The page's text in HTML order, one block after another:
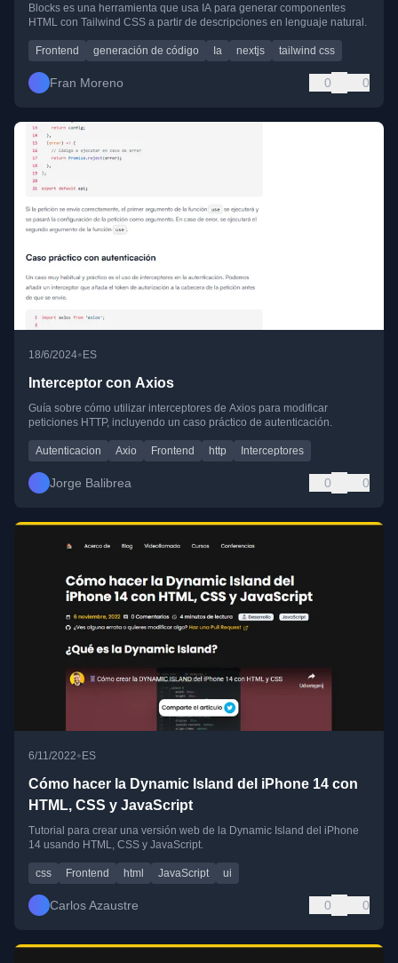
Blocks es una herramienta que usa IA para generar componentes
HTML con Tailwind CSS a partir de descripciones en lenguaje natural.
Frontend generación de código Ia nextjs tailwind css
Fran Moreno 0 0
18/6/2024• ES
Interceptor con Axios
Guía sobre cómo utilizar interceptores de Axios para modificar
peticiones HTTP, incluyendo un caso práctico de autenticación.
Autenticacion Axio Frontend http Interceptores
Jorge Balibrea 0 0
6/11/2022•ES
Cómo hacer la Dynamic Island del iPhone 14 con
HTML, CSS y JavaScript
Tutorial para crear una versión web de la Dynamic Island del iPhone
14 usando HTML, CSS y JavaScript.
css Frontend html JavaScript ui
Carlos Azaustre 0 0